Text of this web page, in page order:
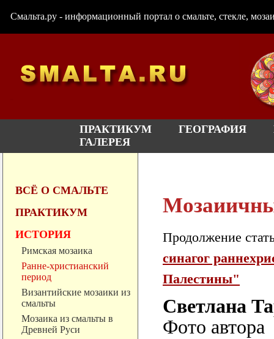
Смальта.ру - информационный портал о смальте, стекле,
ПРАКТИКУМ ГЕОГРАФИЯ
ГАЛЕРЕЯ
ВСЁ О СМАЛЬТЕ
ПРАКТИКУМ
ИСТОРИЯ
Римская мозаика
Ранне-христианский
период
Византийские мозаики из
смальты
Мозаика из смальты в
Древней Руси
Продолжение
синагог
Палестины"
Светлана
Фото автора